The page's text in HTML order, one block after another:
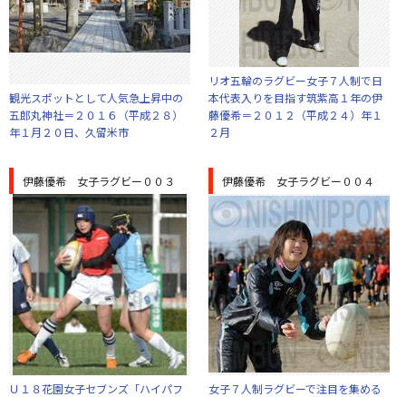
観光スポットとして人気急上昇中の
五郎丸神社＝２０１６（平成２８）
年１月２０日、久留米市
リオ五輪のラグビー女子７人制で日
本代表入りを目指す筑紫高１年の伊
藤優希＝２０１２（平成２４）年１
２月
伊藤優希 女子ラグビー００３
Ｕ１８花園女子セブンズ「ハイパフ
伊藤優希 女子ラグビー００４
女子７人制ラグビーで注目を集める